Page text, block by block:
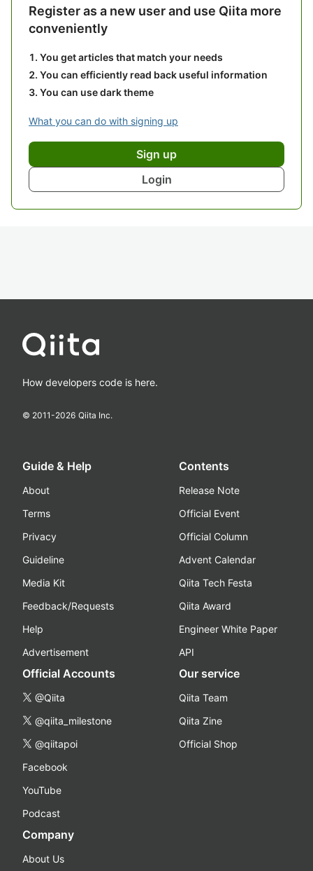
Register as a new user and use Qiita more
conveniently
You get articles that match your needs
You can efficiently read back useful information
You can use dark theme
What you can do with signing up
Sign up
Login
How developers code is here.
© 2011-2026 Qiita Inc.
Guide & Help
About
Terms
Privacy
Guideline
Media Kit
Feedback/Requests
Help
Advertisement
Contents
Release Note
Official Event
Official Column
Advent Calendar
Qiita Tech Festa
Qiita Award
Engineer White Paper
API
Official Accounts
@Qiita
@qiita_milestone
@qiitapoi
Facebook
YouTube
Podcast
Our service
Qiita Team
Qiita Zine
Official Shop
Company
About Us